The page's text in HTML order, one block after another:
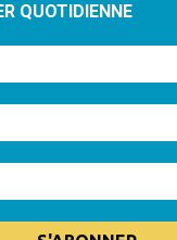
QUOTIDIENNE